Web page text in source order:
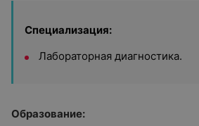
Специализация:
Лабораторная диагностика.
Образование: